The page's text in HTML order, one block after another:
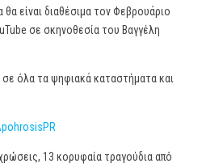
είναι διαθέσιμα τον Φεβρουάριο
σε σκηνοθεσία του Βαγγέλη
σε όλα τα ψηφιακά καταστήματα και
13 κορυφαία τραγούδια από